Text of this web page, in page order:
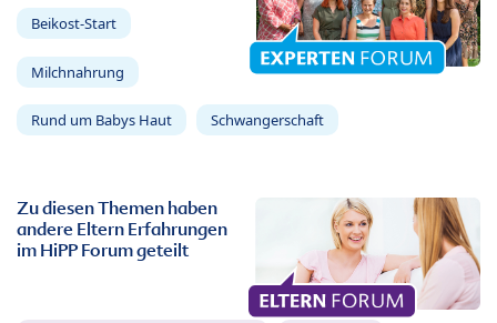
Beikost-Start
Milchnahrung
Rund um Babys Haut Schwangerschaft
Zu diesen Themen haben
andere Eltern Erfahrungen
im HiPP Forum geteilt